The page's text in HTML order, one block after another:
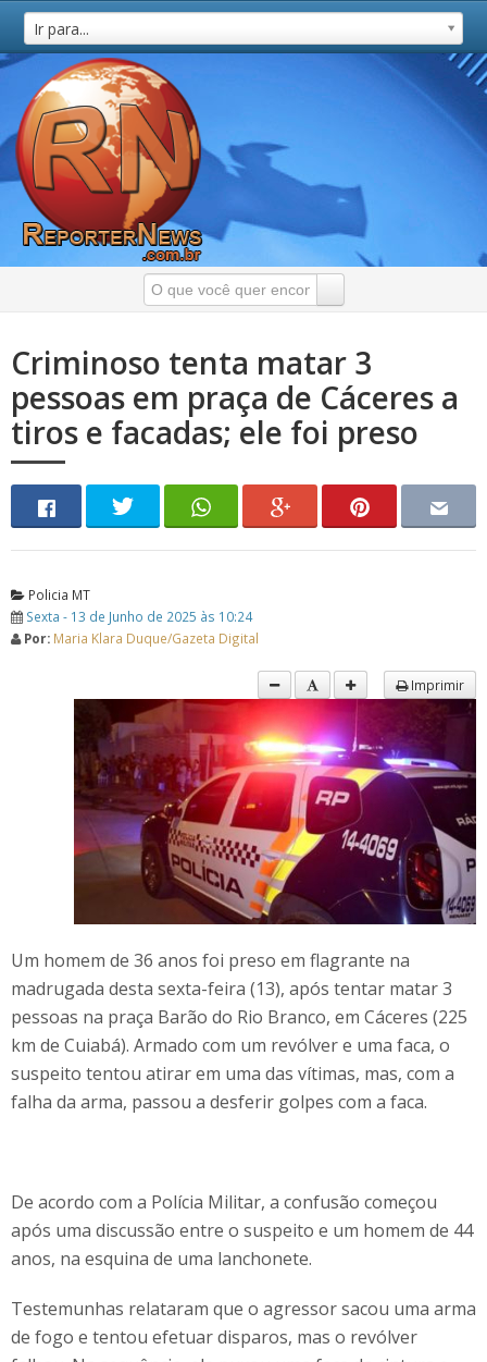
Ir para...
Criminoso tenta matar 3
pessoas em praça de Cáceres a
tiros e facadas; ele foi preso
Policia MT
Sexta - 13 de Junho de 2025 às 10:24
Por: Maria Klara Duque/Gazeta Digital
Imprimir
Um homem de 36 anos foi preso em flagrante na
madrugada desta sexta-feira (13), após tentar matar 3
pessoas na praça Barão do Rio Branco, em Cáceres (225
km de Cuiabá). Armado com um revólver e uma faca, o
suspeito tentou atirar em uma das vítimas, mas, com a
falha da arma, passou a desferir golpes com a faca.
De acordo com a Polícia Militar, a confusão começou
após uma discussão entre o suspeito e um homem de 44
anos, na esquina de uma lanchonete.
Testemunhas relataram que o agressor sacou uma arma
de fogo e tentou efetuar disparos, mas o revólver